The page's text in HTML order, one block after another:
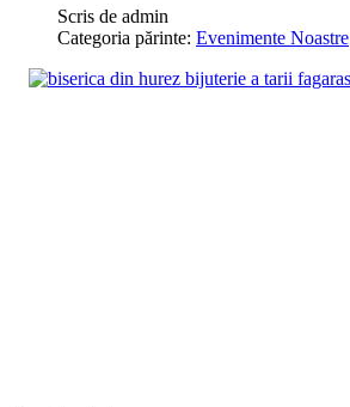
Scris de admin
Categoria părinte: Evenimente Noastre